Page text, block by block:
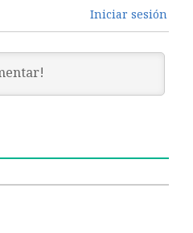
Iniciar sesión